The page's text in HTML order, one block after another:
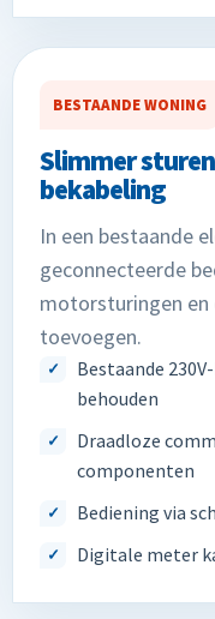
BESTAANDE WONING
Slimmer
bekabeling
In een bestaande
geconnecteerde
motorsturingen en
toevoegen.
Bestaande
behouden
Draadloze
componenten
Bediening via
Digitale meter